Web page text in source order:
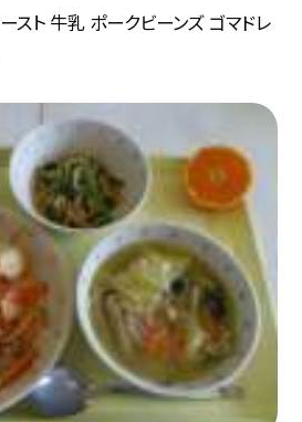
スト 牛乳 ポークビーンズ ゴマドレ